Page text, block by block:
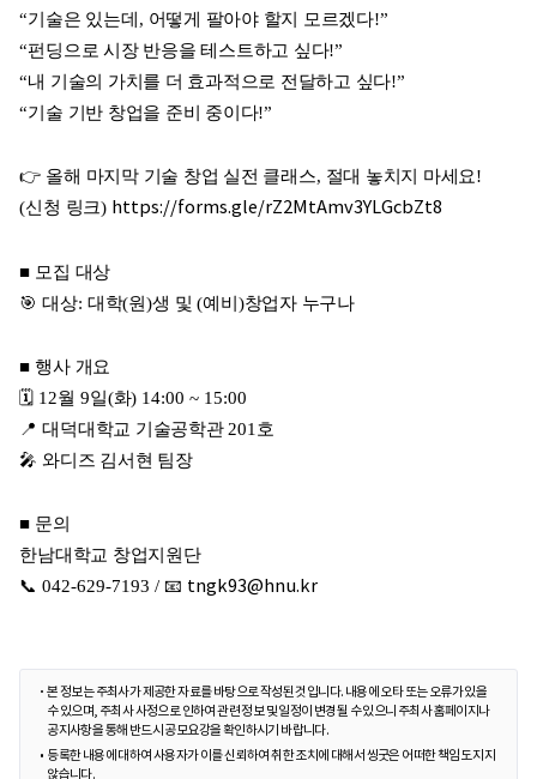
“기술은 있는데 , 어떻게 팔아야 할지 모르겠다!”
“펀딩으로 시장 반응을 테스트하고 싶다!”
“내 기술의 가치를 더 효과적으로 전달하고 싶다!”
“기술 기반 창업을 준비 중이다!”
👉 올해 마지막 기술 창업 실전 클래스, 절대 놓치지 마세요!
(신청 링크) https://forms.gle/rZ2MtAmv3YLGcbZt8
■ 모집 대상
🎯대상: 대학(원)생 및(예비 )창업자 누구나
■ 행사 개요
🗓 12월 9일(화) 14:00 ~ 15:00
📍대덕대학교 기술공학관201호
🎤와디즈 김서현 팀장
■ 문의
한남대학교 창업지원단
📞 042-629-7193 / 📧 tngk93@hnu.kr
본 정보는 주최사가 제공한 자료를 바탕으로 작성된 것입니다. 내용에 오타 또는 오류가 있을
수 있으며, 주최사 사정으로 인하여 관련 정보 및 일정이 변경될 수 있으니 주최사 홈페이지나
공지사항을 통해 반드시 공모요강을 확인하시기 바랍니다.
등록한 내용에 대하여 사용자가 이를 신뢰하여 취한 조치에 대해서 씽굿은 어떠한 책임도 지지
않습니다.